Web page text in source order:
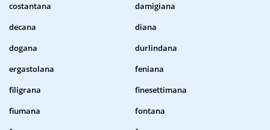
costantana
damigiana
decana
diana
dogana
durlindana
ergastolana
feniana
filigrana
finesettimana
fiumana
fontana